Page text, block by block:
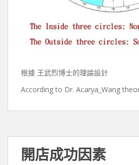
根據 王武烈博士的理論設計
According to Dr. Acarya_Wang
開店成功因素